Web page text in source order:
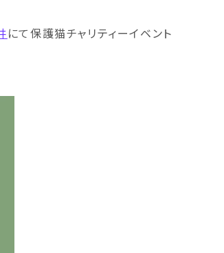
にて保護猫チャリティーイベント